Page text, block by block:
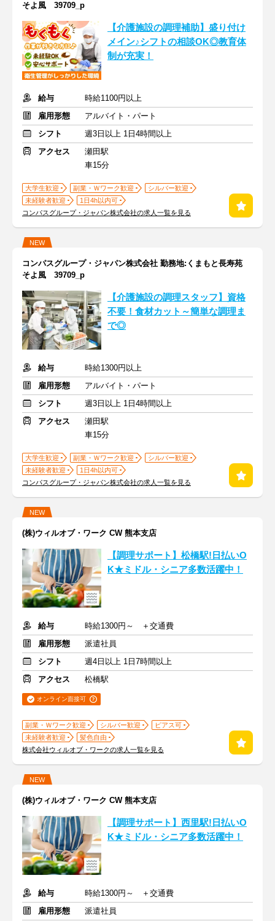
そよ風 39709_p
【介護施設の調理補助】盛り付け
メイン♪シフトの相談OK◎教育体
制が充実！
給与
時給1100円以上
雇用形態
アルバイト・パート
シフト
週3日以上 1日4時間以上
アクセス
瀬田駅
車15分
大学生歓迎 副業・Ｗワーク歓迎
シルバー歓迎
未経験者歓迎
1日4h以内可
コンパスグループ・ジャパン株式会社の求人一覧を見る
NEW
コンパスグループ・ジャパン株式会社 勤務地:くまもと長寿苑
そよ風 39709_p
【介護施設の調理スタッフ】資格
不要！食材カット～簡単な調理ま
で◎
給与
時給1300円以上
雇用形態
アルバイト・パート
シフト
週3日以上 1日4時間以上
アクセス
瀬田駅
車15分
大学生歓迎 副業・Ｗワーク歓迎
シルバー歓迎
未経験者歓迎
1日4h以内可
コンパスグループ・ジャパン株式会社の求人一覧を見る
NEW
(株)ウィルオブ・ワーク CW 熊本支店
【調理サポート】松橋駅!日払いO
K★ミドル・シニア多数活躍中！
給与
時給1300円～ ＋交通費
雇用形態
派遣社員
シフト
週4日以上 1日7時間以上
アクセス
松橋駅
オンライン面接可
副業・Ｗワーク歓迎 シルバー歓迎
ピアス可
未経験者歓迎
髪色自由
株式会社ウィルオブ・ワークの求人一覧を見る
NEW
(株)ウィルオブ・ワーク CW 熊本支店
【調理サポート】西里駅!日払いO
K★ミドル・シニア多数活躍中！
給与
時給1300円～ ＋交通費
雇用形態
派遣社員